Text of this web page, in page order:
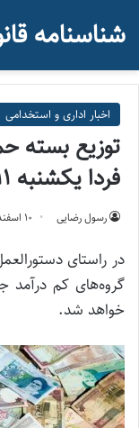
شناسنامه
اخبار اداری و استخدامی
توزیع بسته
فردا یکشنبه 11 آبان + جزئیات
رسول رضایی ۱۰ اسفند‌ماه ۱۴۰۰
در راستای
گروه‌های کم درآمد
خواهد شد.